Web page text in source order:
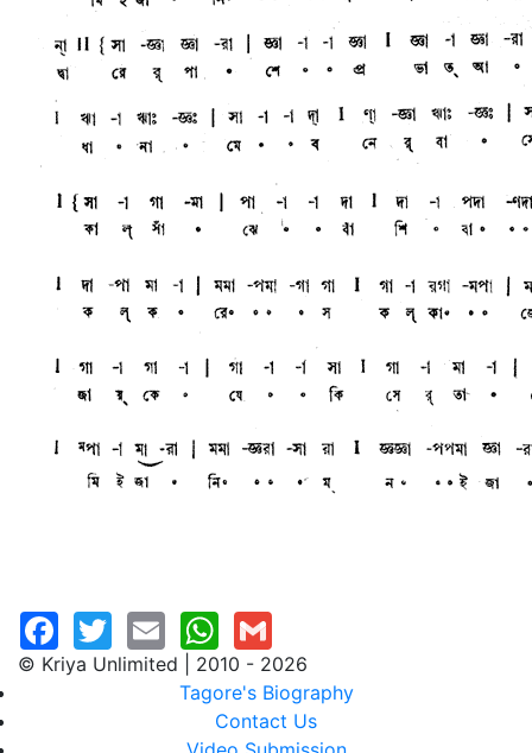
© Kriya Unlimited | 2010 - 2026
Tagore's Biography
Contact Us